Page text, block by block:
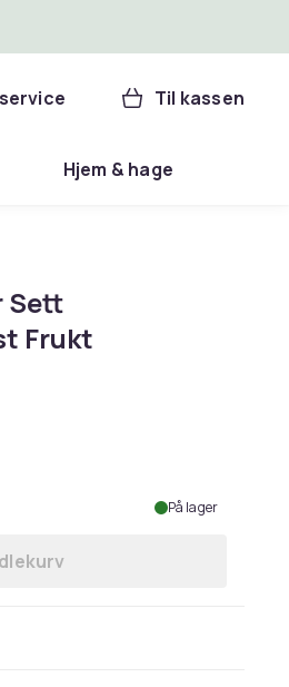
Til kassen
Hjem & hage
Sett
Frukt
På lager
Barn Matlaging Cutter Sett